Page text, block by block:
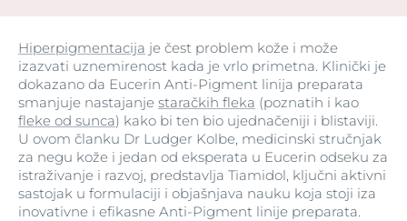
Hiperpigmentacija je čest problem kože i može
izazvati uznemirenost kada je vrlo primetna. Klinički je
dokazano da Eucerin Anti-Pigment linija preparata
smanjuje nastajanje staračkih fleka (poznatih i kao
fleke od sunca) kako bi ten bio ujednačeniji i blistaviji.
U ovom članku Dr Ludger Kolbe, medicinski stručnjak
za negu kože i jedan od eksperata u Eucerin odseku za
istraživanje i razvoj, predstavlja Tiamidol, ključni aktivni
sastojak u formulaciji i objašnjava nauku koja stoji iza
inovativne i efikasne Anti-Pigment linije preparata.